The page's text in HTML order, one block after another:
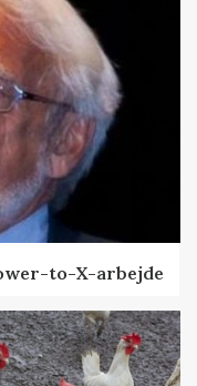
to-X-arbejde